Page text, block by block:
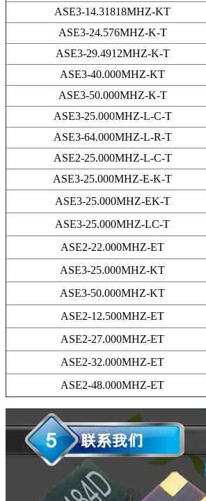
ASE3-14.31818MHZ-KT
ASE3-24.576MHZ-K-T
ASE3-29.4912MHZ-K-T
ASE3-40.000MHZ-KT
ASE3-50.000MHZ-K-T
ASE3-25.000MHZ-L-C-T
ASE3-64.000MHZ-L-R-T
ASE2-25.000MHZ-L-C-T
ASE3-25.000MHZ-E-K-T
ASE3-25.000MHZ-EK-T
ASE3-25.000MHZ-LC-T
ASE2-22.000MHZ-ET
ASE3-25.000MHZ-KT
ASE3-50.000MHZ-KT
ASE2-12.500MHZ-ET
ASE2-27.000MHZ-ET
ASE2-32.000MHZ-ET
ASE2-48.000MHZ-ET